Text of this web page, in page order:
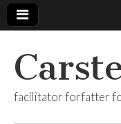
facilitator forfatter